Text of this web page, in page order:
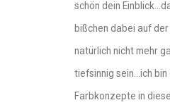
schön dein
bißchen dabei auf
natürlich nicht mehr
tiefsinnig sein…ich
Farbkonzepte in